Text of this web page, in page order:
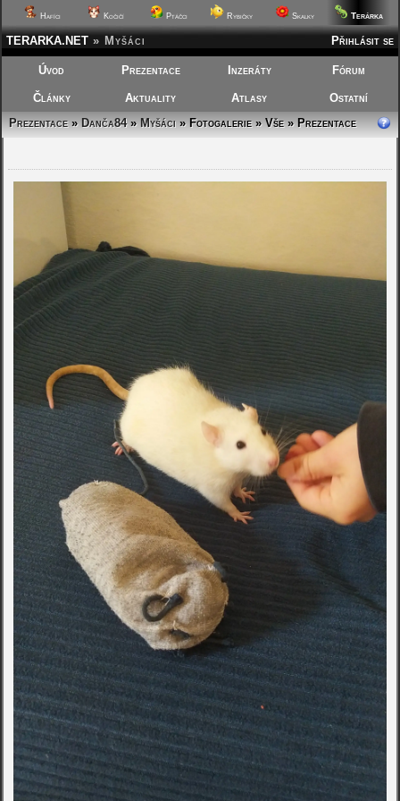
Hafíci Kočičí Ptáčci Rybičky Skalky Terárka
Přihlásit se
TERARKA.NET » Myšáci
Úvod Prezentace Inzeráty Fórum
Články Aktuality Atlasy
Ostatní
Prezentace»Danča84»Myšáci»Fotogalerie » Vše » Prezentace